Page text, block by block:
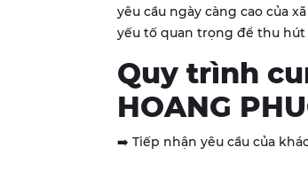
yêu cầu ngày càng cao của
yếu tố quan trọng để thu
Quy trình
HOANG
➡️ Tiếp nhận yêu cầu của